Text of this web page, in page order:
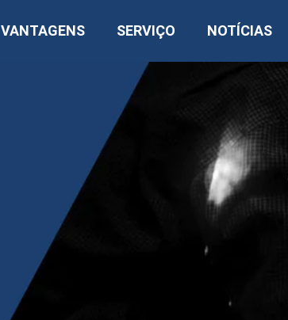
VANTAGENS SERVIÇO NOTÍCIAS